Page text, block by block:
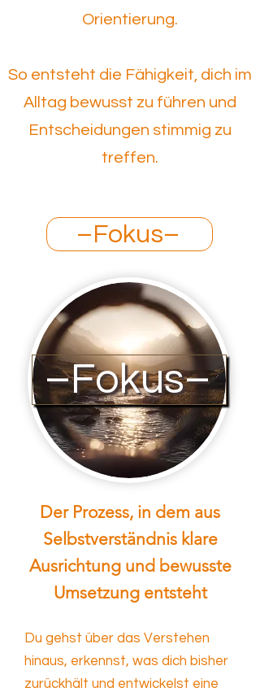
Orientierung.
So entsteht die Fähigkeit, dich im
Alltag bewusst zu führen und
Entscheidungen stimmig zu
treffen.
–Fokus–
–Fokus–
Der Prozess, in dem aus
Selbstverständnis klare
Ausrichtung und bewusste
Umsetzung entsteht
​​Du gehst über das Verstehen
hinaus, erkennst, was dich bisher
zurückhält und entwickelst eine